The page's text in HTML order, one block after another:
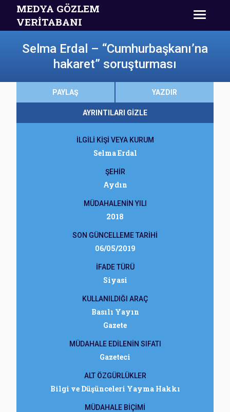
MEDYA GÖZLEM
VERİTABANI
Selma Erdal – “Cumhurbaşkanı’na
hakaret” soruşturması
PAYLAŞ YAZDIR
AYRINTILARI GİZLE
İLGİLİ KİŞİ VEYA KURUM
Selma Erdal
ŞEHİR
Aydın
MÜDAHALENİN YILI
2018
SON GÜNCELLEME TARİHİ
06/05/2019
İFADE TÜRÜ
Siyasi
KULLANILDIĞI ARAÇ
Basılı Yayın
Gazete
MÜDAHALE EDİLENİN SIFATI
Gazeteci
ALT ÖZGÜRLÜKLER
Bilgi ve Düşünceleri Yayma Hakkı
MÜDAHALE BİÇİMİ